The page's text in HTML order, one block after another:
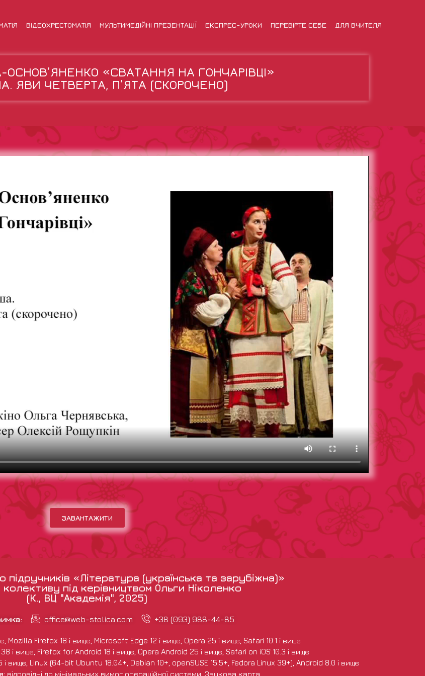
ВІДЕОХРЕСТОМАТІЯ МУЛЬТИМЕДІЙНІ ПРЕЗЕНТАЦІЇ ЕКСПРЕС-УРОКИ ПЕРЕВІРТЕ СЕБЕ ДЛЯ ВЧИТЕЛЯ
ОСНОВ’ЯНЕНКО «СВАТАННЯ НА ГОНЧАРІВЦІ»
ЯВИ ЧЕТВЕРТА, П’ЯТА (СКОРОЧЕНО)
ЗАВАНТАЖИТИ
«Література (українська та зарубіжна)»
під керівництвом Ольги Ніколенко
(К., ВЦ "Академія", 2025)
office@web-stolica.com +38 (093) 988-44-85
Mozilla Firefox 18 і вище, Microsoft Edge 12 і вище, Opera 25 і вище, Safari 10.1 і вище
і вище, Firefox for Android 18 і вище, Opera Android 25 і вище, Safari on iOS 10.3 і вище
і вище, Linux (64-bit Ubuntu 18.04+, Debian 10+, openSUSE 15.5+, Fedora Linux 39+), Android 8.0 і вище
відповідні до мінімальних вимог операційної системи, Звукова карта